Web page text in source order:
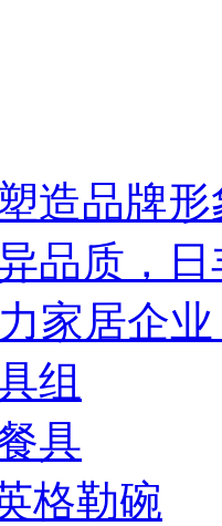
造品牌形
品质，日
家居企
组
具
格勒碗